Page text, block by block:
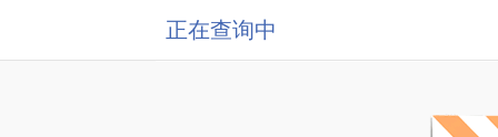
正在查询中